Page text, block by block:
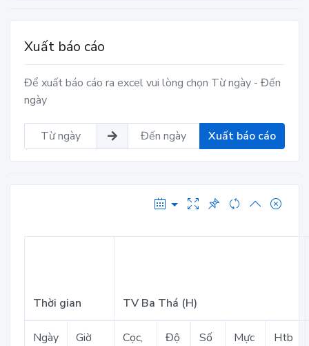
Xuất báo cáo
Để xuất báo cáo ra excel vui lòng chọn Từ ngày - Đến
ngày
Xuất báo cáo
Thời gian TV Ba Thá (H)
Ngày Giờ
Cọc,
Độ
Số
Mực
Htb